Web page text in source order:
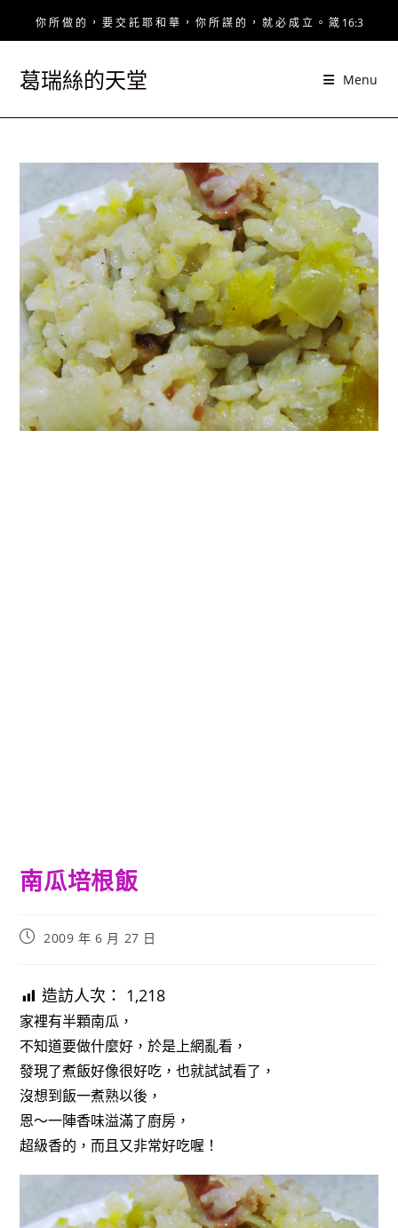
你 所 做 的 ， 要 交 託 耶 和 華 ， 你 所 謀 的 ， 就 必 成 立 。 箴 16:3
葛瑞絲的天堂 Menu
南瓜培根飯
Post2009 年 6 月 27 日
造訪人次： 1,218
家裡有半顆南瓜，
不知道要做什麼好，於是上網亂看，
發現了煮飯好像很好吃，也就試試看了，
沒想到飯一煮熟以後，
恩～一陣香味溢滿了廚房，
超級香的，而且又非常好吃喔！